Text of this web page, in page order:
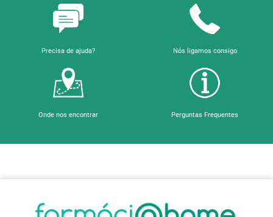
Precisa de ajuda? Nós ligamos consigo
Onde nos encontrar Perguntas Frequentes